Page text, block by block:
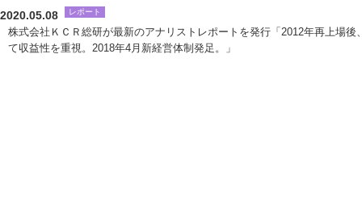
2020.05.08 レポート
株式会社ＫＣＲ総研が最新のアナリストレポートを発行「2012年再上場後
て収益性を重視。2018年4月新経営体制発足。」